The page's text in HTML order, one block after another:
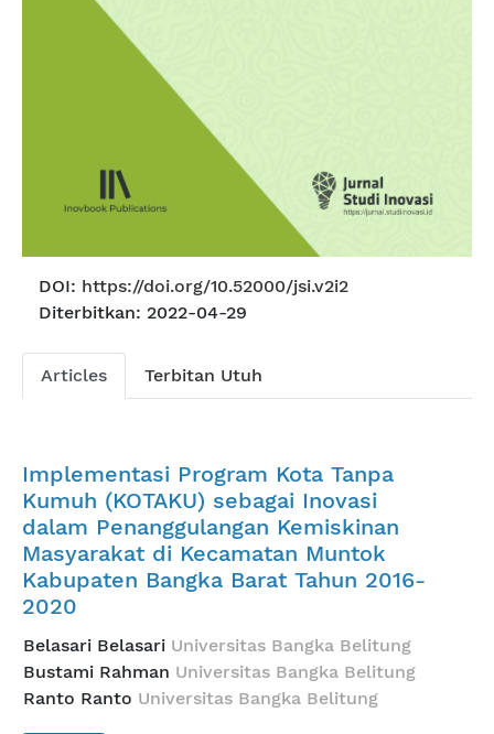
DOI: https://doi.org/10.52000/jsi.v2i2
Diterbitkan: 2022-04-29
Articles Terbitan Utuh
Implementasi Program Kota Tanpa
Kumuh (KOTAKU) sebagai Inovasi
dalam Penanggulangan Kemiskinan
Masyarakat di Kecamatan Muntok
Kabupaten Bangka Barat Tahun 2016-
2020
Belasari Belasari Universitas Bangka Belitung
Bustami Rahman Universitas Bangka Belitung
Ranto Ranto Universitas Bangka Belitung